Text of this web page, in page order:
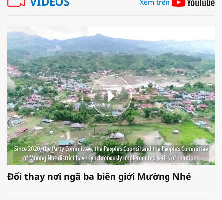
Xem trên
Đổi thay nơi ngã ba biên giới Mường Nhé